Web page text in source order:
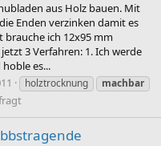
aus Holz bauen. Mit
Enden verzinken damit es
brauche ich 12x95 mm
3 Verfahren: 1. Ich werde
es...
holztrocknung machbar